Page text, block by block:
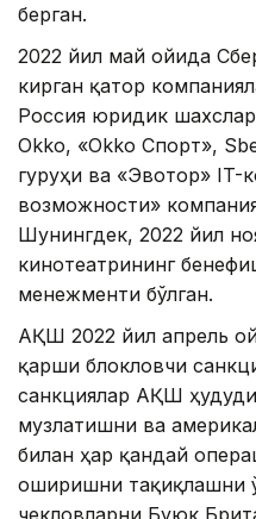
берган.
2022 йил май ойида
кирган қатор
Россия юридик
Okko, «Okko Спорт»,
гуруҳи ва «Эвотор» IT-
возможности»
Шунингдек, 2022 йил
кинотеатрининг
менежменти бўлган.
АҚШ 2022 йил апрель
қарши блокловчи
санкциялар АҚШ
музлатишни ва
билан ҳар қандай
оширишни тақиқлашни